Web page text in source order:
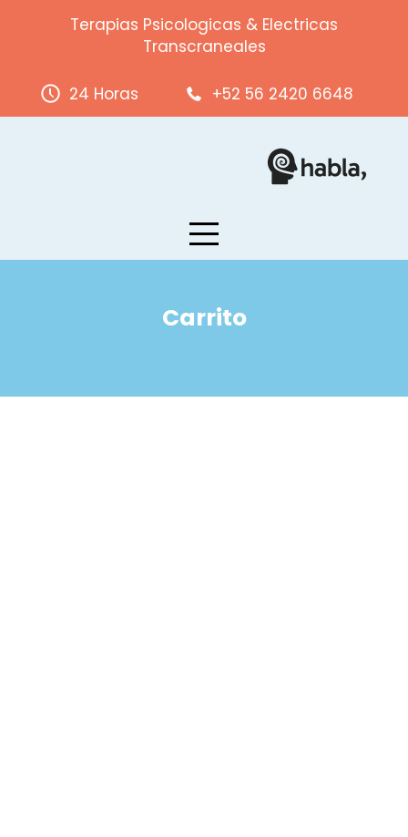
Terapias Psicologicas & Electricas
Transcraneales
24 Horas +52 56 2420 6648
Carrito